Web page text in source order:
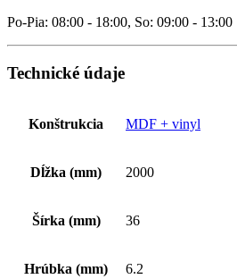
Po-Pia: 08:00 - 18:00, So: 09:00 - 13:00
Technické údaje
Konštrukcia MDF + vinyl
Dĺžka (mm) 2000
Šírka (mm) 36
Hrúbka (mm) 6.2